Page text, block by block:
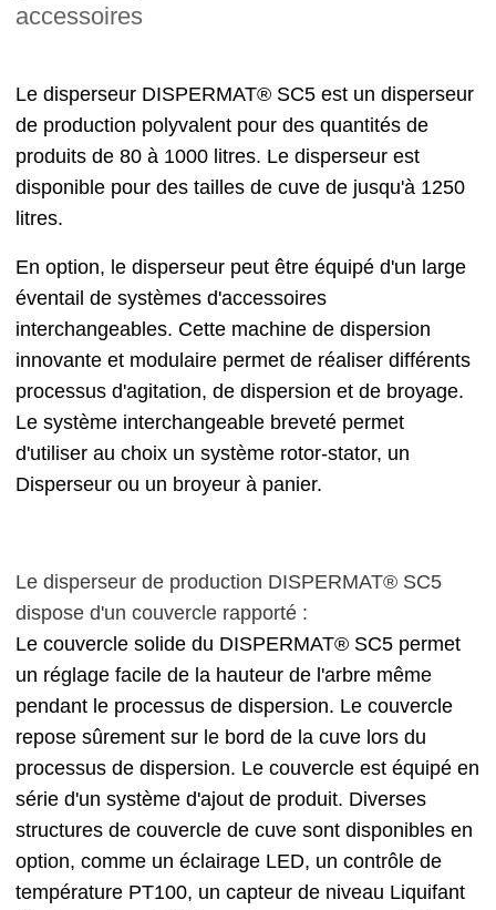
accessoires
Le disperseur DISPERMAT® SC5 est un disperseur
de production polyvalent pour des quantités de
produits de 80 à 1000 litres. Le disperseur est
disponible pour des tailles de cuve de jusqu'à 1250
litres.
En option, le disperseur peut être équipé d'un large
éventail de systèmes d'accessoires
interchangeables. Cette machine de dispersion
innovante et modulaire permet de réaliser différents
processus d'agitation, de dispersion et de broyage.
Le système interchangeable breveté permet
d'utiliser au choix un système rotor-stator, un
Disperseur ou un broyeur à panier.
Le disperseur de production DISPERMAT® SC5
dispose d'un couvercle rapporté :
Le couvercle solide du DISPERMAT® SC5 permet
un réglage facile de la hauteur de l'arbre même
pendant le processus de dispersion. Le couvercle
repose sûrement sur le bord de la cuve lors du
processus de dispersion. Le couvercle est équipé en
série d'un système d'ajout de produit. Diverses
structures de couvercle de cuve sont disponibles en
option, comme un éclairage LED, un contrôle de
température PT100, un capteur de niveau Liquifant